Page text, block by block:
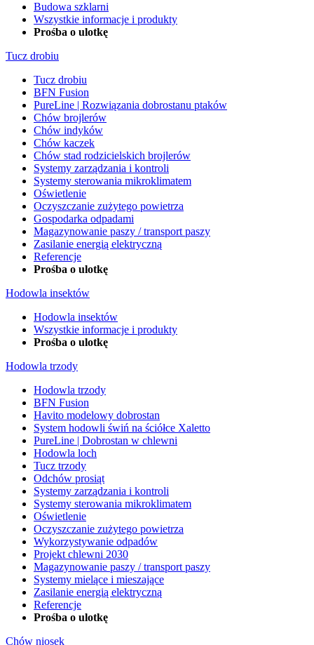
Budowa szklarni
Wszystkie informacje i produkty
Prośba o ulotkę
Tucz drobiu
Tucz drobiu
BFN Fusion
PureLine | Rozwiązania dobrostanu ptaków
Chów brojlerów
Chów indyków
Chów kaczek
Chów stad rodzicielskich brojlerów
Systemy zarządzania i kontroli
Systemy sterowania mikroklimatem
Oświetlenie
Oczyszczanie zużytego powietrza
Gospodarka odpadami
Magazynowanie paszy / transport paszy
Zasilanie energią elektryczną
Referencje
Prośba o ulotkę
Hodowla insektów
Hodowla insektów
Wszystkie informacje i produkty
Prośba o ulotkę
Hodowla trzody
Hodowla trzody
BFN Fusion
Havito modelowy dobrostan
System hodowli świń na ściółce Xaletto
PureLine | Dobrostan w chlewni
Hodowla loch
Tucz trzody
Odchów prosiąt
Systemy zarządzania i kontroli
Systemy sterowania mikroklimatem
Oświetlenie
Oczyszczanie zużytego powietrza
Wykorzystywanie odpadów
Projekt chlewni 2030
Magazynowanie paszy / transport paszy
Systemy mielące i mieszające
Zasilanie energią elektryczną
Referencje
Prośba o ulotkę
Chów niosek